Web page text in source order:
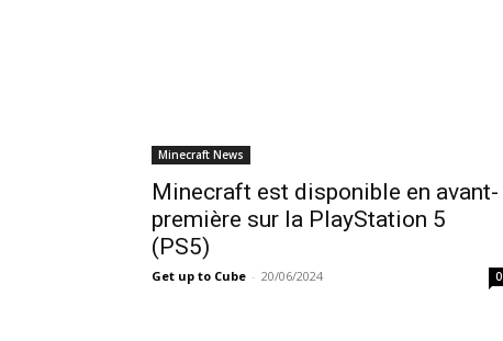
Minecraft News
Minecraft est disponible en avant-
première sur la PlayStation 5
(PS5)
Get up to Cube - 20/06/2024 0